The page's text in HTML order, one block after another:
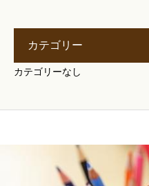
カテゴリー
カテゴリーなし